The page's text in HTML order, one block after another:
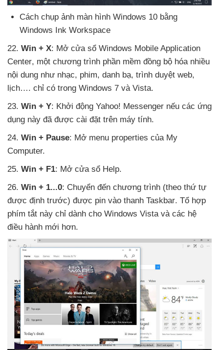
Cách chụp ảnh màn hình Windows 10 bằng
Windows Ink Workspace
22. Win + X: Mở cửa sổ Windows Mobile Application
Center, một chương trình phần mềm đồng bộ hóa nhiều
nội dung như nhạc, phim, danh bạ, trình duyệt web,
lịch…. chỉ có trong Windows 7 và Vista.
23. Win + Y: Khởi động Yahoo! Messenger nếu các ứng
dụng này đã được cài đặt trên máy tính.
24. Win + Pause: Mở menu properties của My
Computer.
25. Win + F1: Mở cửa sổ Help.
26. Win + 1...0: Chuyển đến chương trình (theo thứ tự
được định trước) được pin vào thanh Taskbar. Tổ hợp
phím tắt này chỉ dành cho Windows Vista và các hệ
điều hành mới hơn.